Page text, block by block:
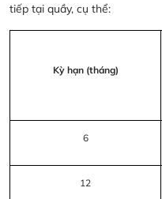
tiếp tại quầy, cụ thể:
Kỳ hạn (tháng)
6
12